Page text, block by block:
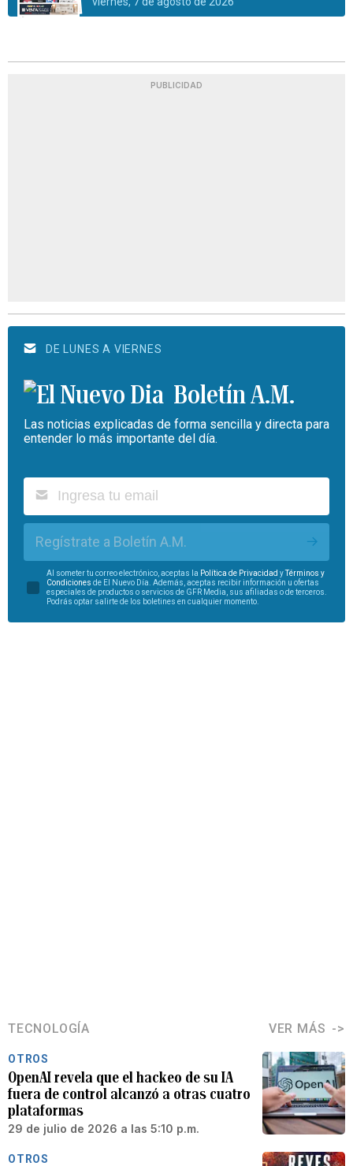
PUBLICIDAD
DE LUNES A VIERNES
Boletín A.M.
Las noticias explicadas de forma sencilla y directa para
entender lo más importante del día.
Regístrate a Boletín A.M.
Al someter tu correo electrónico, aceptas la Política de Privacidad yTérminos y
Condiciones de El Nuevo Día. Además, aceptas recibir información u ofertas
especiales de productos o servicios de GFR Media, sus afiliadas o de terceros.
Podrás optar salirte de los boletines en cualquier momento.
TECNOLOGÍA VER MÁS
OTROS
OpenAI revela que el hackeo de su IA
fuera de control alcanzó a otras cuatro
plataformas
29 de julio de 2026 a las 5:10 p.m.
OTROS